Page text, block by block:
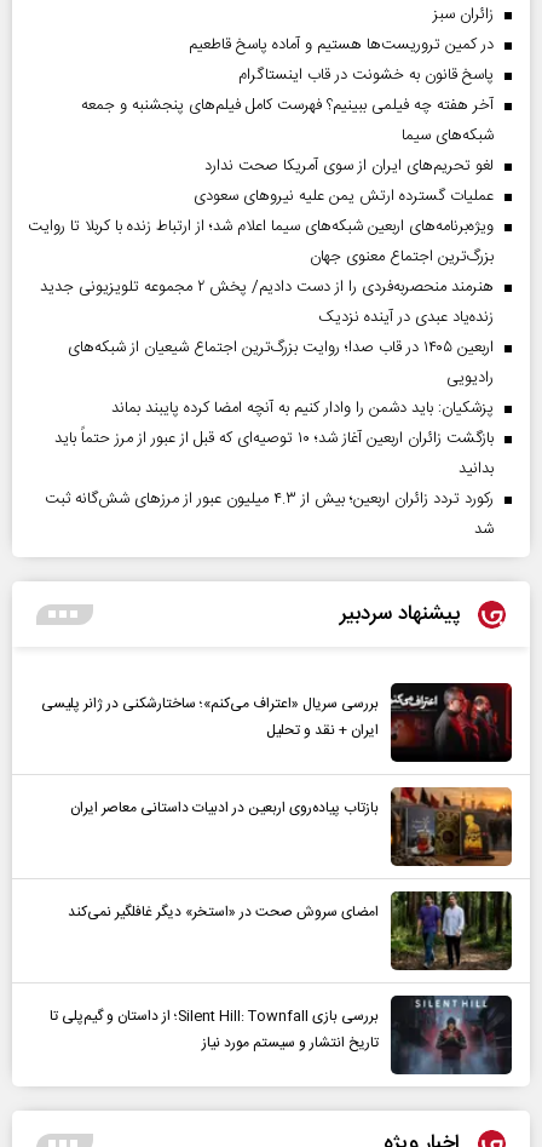
‌زائران سبز
در کمین تروریست‌ها هستیم و آماده پاسخ قاطعیم
پاسخ قانون به خشونت در قاب اینستاگرام
آخر هفته چه فیلمی ببینیم؟ فهرست کامل فیلم‌های پنجشنبه و جمعه
شبکه‌های سیما
لغو تحریم‌های ایران از سوی آمریکا صحت ندارد
عملیات گسترده ارتش یمن علیه نیروهای سعودی
ویژه‌برنامه‌های اربعین شبکه‌های سیما اعلام شد؛ از ارتباط زنده با کربلا تا روایت
بزرگ‌ترین اجتماع معنوی جهان
هنرمند منحصر‌به‌فردی را از دست دادیم/ پخش ۲ مجموعه تلویزیونی جدید
زنده‌یاد عبدی در آینده نزدیک
اربعین ۱۴۰۵ در قاب صدا؛ روایت بزرگ‌ترین اجتماع شیعیان از شبکه‌های
رادیویی
پزشکیان: باید دشمن را وادار کنیم به آنچه امضا کرده پایبند بماند
بازگشت زائران اربعین آغاز شد؛ ۱۰ توصیه‌ای که قبل از عبور از مرز حتماً باید
بدانید
رکورد تردد زائران اربعین؛ بیش از ۴.۳ میلیون عبور از مرزهای شش‌گانه ثبت
شد
پیشنهاد سردبیر
بررسی سریال «اعتراف می‌کنم»؛ ساختارشکنی در ژانر پلیسی
ایران + نقد و تحلیل
بازتاب پیاده‌روی اربعین در ادبیات داستانی معاصر ایران
امضای سروش صحت در «استخر» دیگر غافلگیر نمی‌کند
بررسی بازی Silent Hill: Townfall؛ از داستان و گیم‌پلی تا
تاریخ انتشار و سیستم مورد نیاز